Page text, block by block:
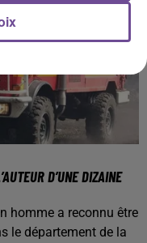
D’UNE DIZAINE
homme a reconnu être
le département de la